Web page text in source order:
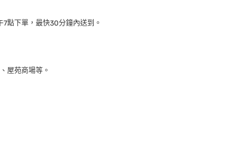
點下單，最快30分鐘內送到​。
屋苑商場等。